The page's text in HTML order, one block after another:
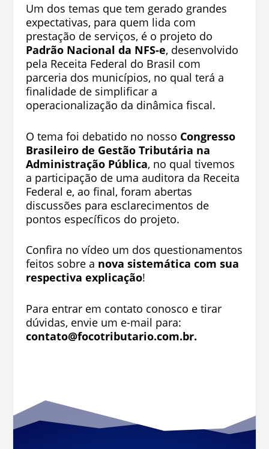
Um dos temas que tem gerado grandes
expectativas, para quem lida com
prestação de serviços, é o projeto do
Padrão Nacional da NFS-e, desenvolvido
pela Receita Federal do Brasil com
parceria dos municípios, no qual terá a
finalidade de simplificar a
operacionalização da dinâmica fiscal.
O tema foi debatido no nosso Congresso
Brasileiro de Gestão Tributária na
Administração Pública, no qual tivemos
a participação de uma auditora da Receita
Federal e, ao final, foram abertas
discussões para esclarecimentos de
pontos específicos do projeto.
Confira no vídeo um dos questionamentos
feitos sobre a nova sistemática com sua
respectiva explicação!
Para entrar em contato conosco e tirar
dúvidas, envie um e-mail para:
contato@focotributario.com.br.